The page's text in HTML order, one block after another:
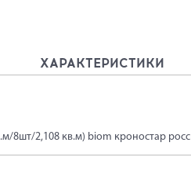
ХАРАКТЕРИСТИКИ
8шт/2,108 кв.м) biom кроностар